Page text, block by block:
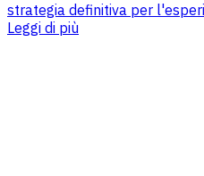
strategia definitiva per
Leggi di più